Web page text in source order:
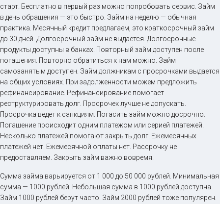
старт. Бесплатно в первый раз можно попробовать сервис. Займ
в день обращения — это быстро. Займ на неделю — обычная
практика. Месячный кредит предлагаем, это краткосрочный займ
до 30 дней. Долгосрочный займ не выдается. Долгосрочные
продукты доступны в банках. Повторный займ доступен после
погашения. Повторно обратиться к нам можно. Займ
самозанятым доступен. Займ должникам с просрочками выдается
на общих условиях. При задолженности можем предложить
рефинансирование. Рефинансирование помогает
реструктурировать долг. Просрочек лучше не допускать.
Просрочка ведет к санкциям. Погасить займ можно досрочно.
Погашение происходит одним платежом или серией платежей.
Несколько платежей помогают закрыть долг. Ежемесячных
платежей нет. Ежемесячной оплаты нет. Рассрочку не
предоставляем. Закрыть займ важно вовремя.
Сумма займа варьируется от 1 000 до 50 000 рублей. Минимальная
сумма — 1000 рублей. Небольшая сумма в 1000 рублей доступна.
Займ 1000 рублей берут часто. Займ 2000 рублей тоже популярен.